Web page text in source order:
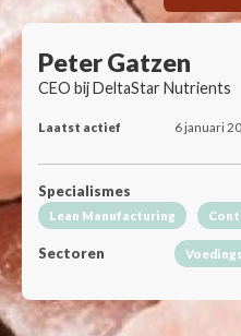
Peter Gatzen
CEO bij DeltaStar Nutrients
Laatst actief 6 januari
Specialismes
Lean Manufacturing
Sectoren